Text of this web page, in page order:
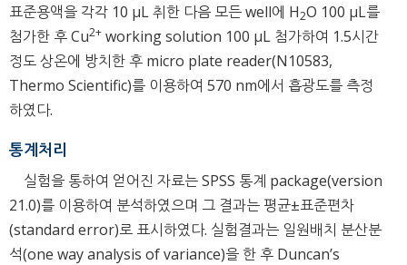
표준용액을 각각 10 μL 취한 다음 모든 well에 H2O 100 μL를
첨가한 후 Cu2+ working solution 100 μL 첨가하여 1.5시간
정도 상온에 방치한 후 micro plate reader(N10583,
Thermo Scientific)를 이용하여 570 nm에서 흡광도를 측정
하였다.
통계처리
실험을 통하여 얻어진 자료는 SPSS 통계 package(version
21.0)를 이용하여 분석하였으며 그 결과는 평균±표준편차
(standard error)로 표시하였다. 실험결과는 일원배치 분산분
석(one way analysis of variance)을 한 후 Duncan’s